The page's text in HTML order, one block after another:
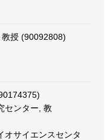
授 (90092808)
センター, 教
オサイエンスセンタ